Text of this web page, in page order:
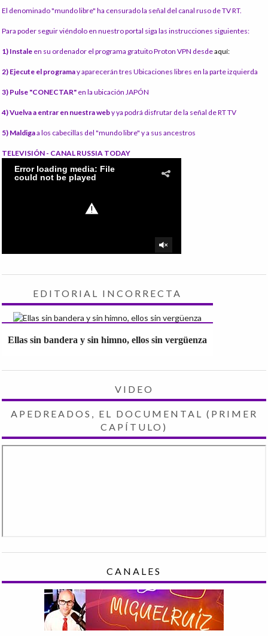
El denominado "mundo libre" ha censurado la señal del canal ruso de TV RT.
Para poder seguir viéndolo en nuestro portal siga las instrucciones siguientes:
1) Instale en su ordenador el programa gratuito Proton VPN desdeaquí:
2) Ejecute el programay aparecerán tres Ubicaciones libres en la parte izquierda
3) Pulse "CONECTAR" en la ubicación JAPÓN
4) Vuelva a entrar en nuestra weby ya podrá disfrutar de la señal de RT TV
5) Maldigaa los cabecillas del "mundo libre" y a sus ancestros
TELEVISIÓN - CANAL RUSSIA TODAY
EDITORIAL INCORRECTA
Ellas sin bandera y sin himno, ellos sin vergüenza
VIDEO
APEDREADOS, EL DOCUMENTAL (PRIMER
CAPÍTULO)
CANALES